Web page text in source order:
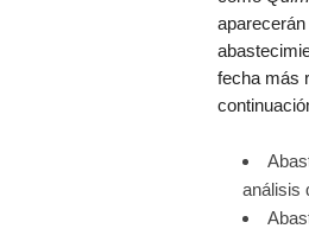
fecha más
análisis